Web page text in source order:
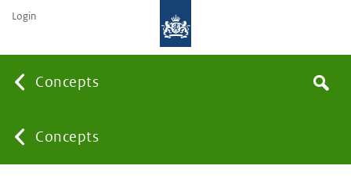
Concepts
YouConcepts
Search
Login